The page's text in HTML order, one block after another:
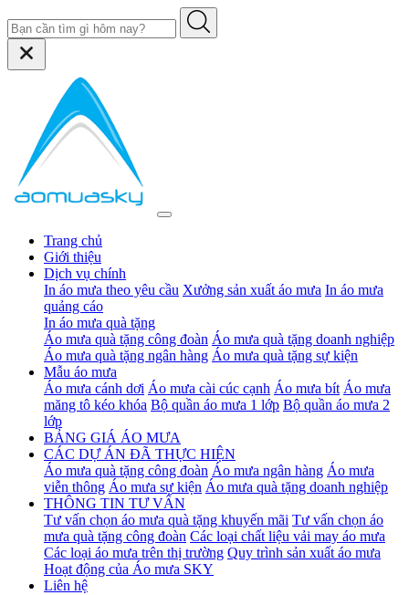
Trang chủ
Giới thiệu
Dịch vụ chính
In áo mưa theo yêu cầu Xưởng sản xuất áo mưa In áo mưa
quảng cáo
In áo mưa quà tặng
Áo mưa quà tặng công đoàn Áo mưa quà tặng doanh nghiệp
Áo mưa quà tặng ngân hàng Áo mưa quà tặng sự kiện
Mẫu áo mưa
Áo mưa cánh dơi Áo mưa cài cúc cạnh Áo mưa bít Áo mưa
măng tô kéo khóa Bộ quần áo mưa 1 lớp Bộ quần áo mưa 2
lớp
BẢNG GIÁ ÁO MƯA
CÁC DỰ ÁN ĐÃ THỰC HIỆN
Áo mưa quà tặng công đoàn Áo mưa ngân hàng Áo mưa
viễn thông Áo mưa sự kiện Áo mưa quà tặng doanh nghiệp
THÔNG TIN TƯ VẤN
Tư vấn chọn áo mưa quà tặng khuyến mãi Tư vấn chọn áo
mưa quà tặng công đoàn Các loại chất liệu vải may áo mưa
Các loại áo mưa trên thị trường Quy trình sản xuất áo mưa
Hoạt động của Áo mưa SKY
Liên hệ